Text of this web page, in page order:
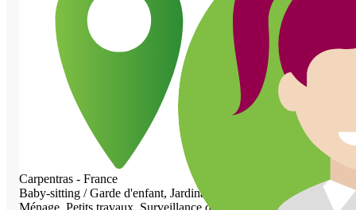
Carpentras - France
Baby-sitting / Garde d'enfant, Jardinage,
Ménage, Petits travaux, Surveillance de